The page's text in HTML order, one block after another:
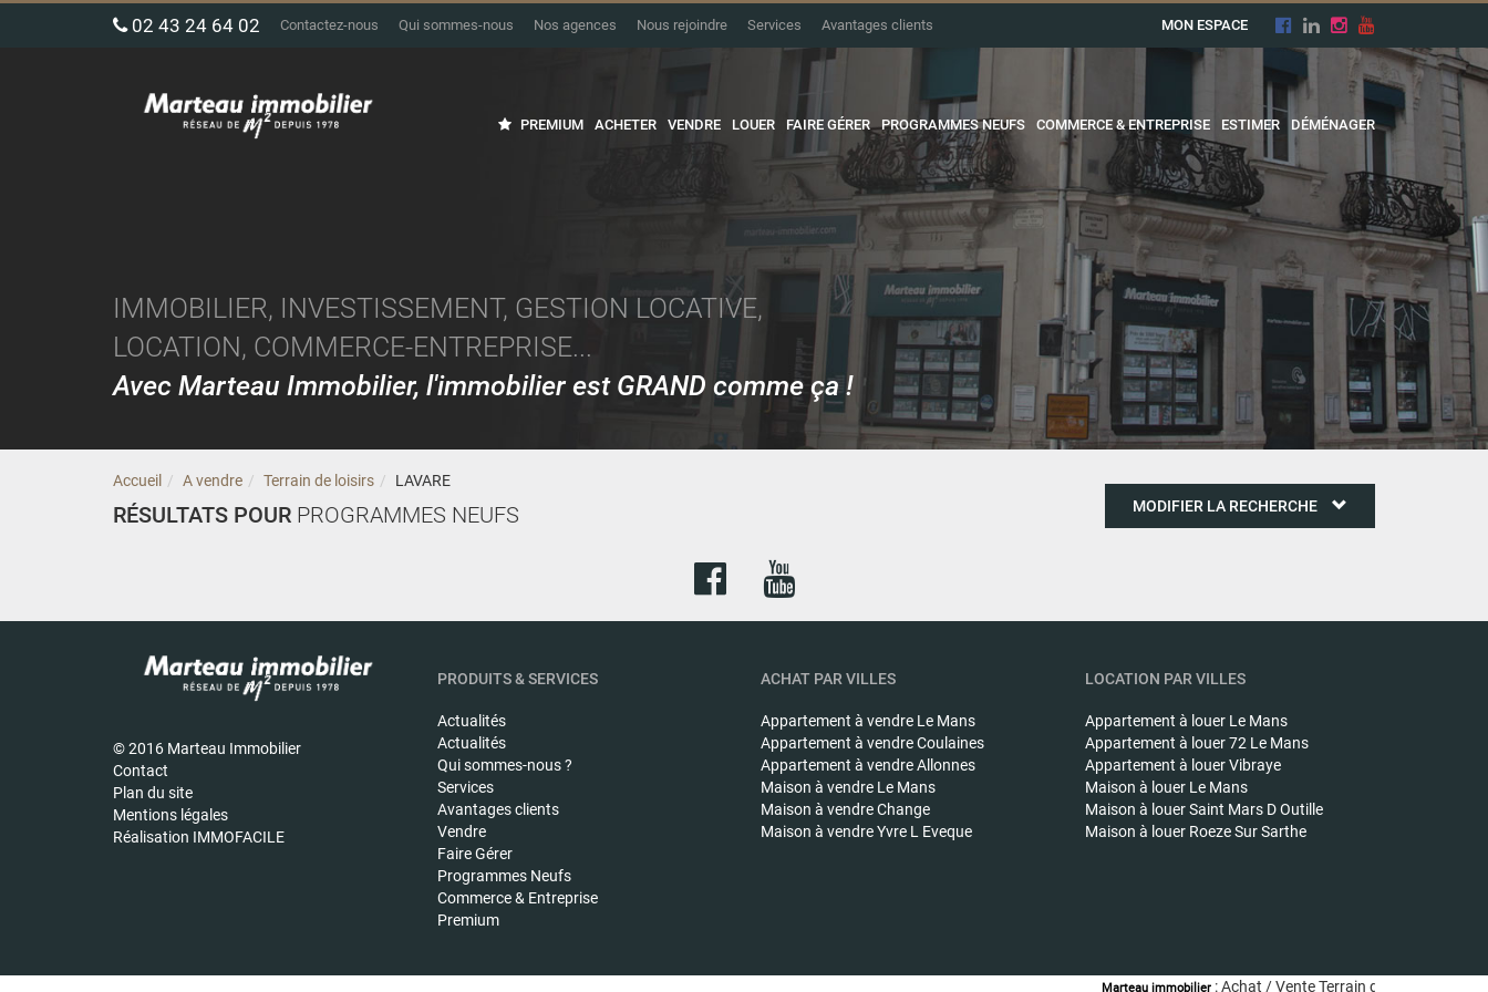
02 43 24 64 02 Contactez-nous Qui sommes-nous Nos agences Nous rejoindre Services Avantages clients MON ESPACE
PREMIUM ACHETER VENDRE LOUER FAIRE GÉRER PROGRAMMES NEUFS COMMERCE & ENTREPRISE ESTIMER DÉMÉNAGER
IMMOBILIER, INVESTISSEMENT, GESTION LOCATIVE,
LOCATION, COMMERCE-ENTREPRISE...
Avec Marteau Immobilier, l'immobilier est GRAND comme ça !
Accueil A vendre Terrain de loisirs LAVARE
RÉSULTATS POUR PROGRAMMES NEUFS MODIFIER LA RECHERCHE
© 2016 Marteau Immobilier
Contact
Plan du site
Mentions légales
Réalisation IMMOFACILE
PRODUITS & SERVICES
Actualités
Actualités
Qui sommes-nous ?
Services
Avantages clients
Vendre
Faire Gérer
Programmes Neufs
Commerce & Entreprise
Premium
ACHAT PAR VILLES
Appartement à vendre Le Mans
Appartement à vendreCoulaines
Appartement à vendreAllonnes
Maison à vendre Le Mans
Maison à vendreChange
Maison à vendreYvre L Eveque
LOCATION PAR VILLES
Appartement à louer Le Mans
Appartement à louer72 Le Mans
Appartement à louerVibraye
Maison à louer Le Mans
Maison à louerSaint Mars D Outille
Maison à louer Roeze Sur Sarthe
Marteau immobilier: Achat / Vente Terrain de loisirs LAVARE -